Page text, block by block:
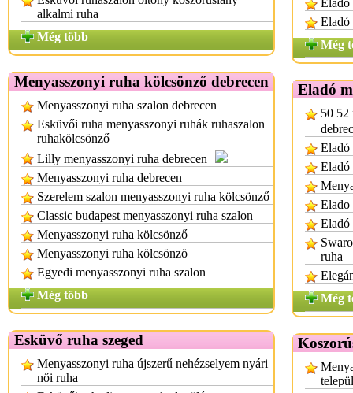
alkalmi ruha
Még több
Menyasszonyi ruha kölcsönző debrecen
Menyasszonyi ruha szalon debrecen
Esküvői ruha menyasszonyi ruhák ruhaszalon
ruhakölcsönző
Lilly menyasszonyi ruha debrecen
Menyasszonyi ruha debrecen
Szerelem szalon menyasszonyi ruha kölcsönző
Classic budapest menyasszonyi ruha szalon
Menyasszonyi ruha kölcsönző
Menyasszonyi ruha kölcsönzö
Egyedi menyasszonyi ruha szalon
Még több
Esküvő ruha szeged
Menyasszonyi ruha újszerű nehézselyem nyári
női ruha
Eladó
Eladó
Még
Eladó
50 52
Eladó
Eladó
Elado
Eladó
ruha
Még